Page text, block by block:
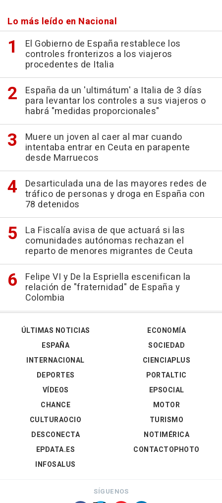
Lo más leído en Nacional
El Gobierno de España restablece los
controles fronterizos a los viajeros
procedentes de Italia
España da un 'ultimátum' a Italia de 3 días
para levantar los controles a sus viajeros o
habrá "medidas proporcionales"
Muere un joven al caer al mar cuando
intentaba entrar en Ceuta en parapente
desde Marruecos
Desarticulada una de las mayores redes de
tráfico de personas y droga en España con
78 detenidos
La Fiscalía avisa de que actuará si las
comunidades autónomas rechazan el
reparto de menores migrantes de Ceuta
Felipe VI y De la Espriella escenifican la
relación de "fraternidad" de España y
Colombia
ÚLTIMAS NOTICIAS
ESPAÑA
INTERNACIONAL
DEPORTES
VÍDEOS
ECONOMÍA
SOCIEDAD
CIENCIAPLUS
PORTALTIC
EPSOCIAL
CHANCE
CULTURAOCIO
DESCONECTA
EPDATA.ES
INFOSALUS
MOTOR
TURISMO
NOTIMÉRICA
CONTACTOPHOTO
SÍGUENOS